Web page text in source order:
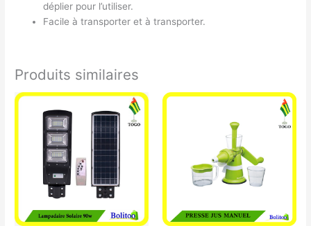
déplier pour l’utiliser.
Facile à transporter et à transporter.
Produits similaires